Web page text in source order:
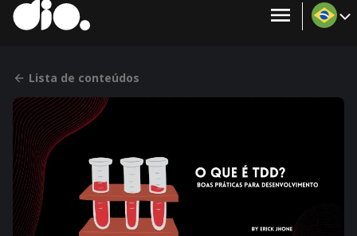
Lista de conteúdos